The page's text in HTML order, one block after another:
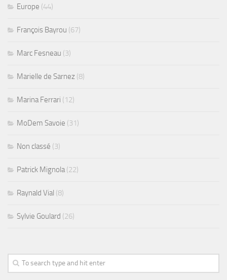
Europe (44)
François Bayrou (67)
Marc Fesneau (3)
Marielle de Sarnez (8)
Marina Ferrari (12)
MoDem Savoie (31)
Non classé (3)
Patrick Mignola(22)
Raynald Vial (8)
Sylvie Goulard (26)